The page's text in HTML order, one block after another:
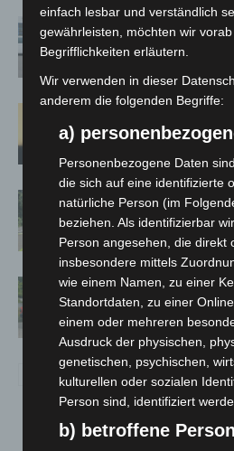
Niedersachsen:
kehren nach
Hannover:
Population in
Brand im „Haus
Region
Notfallsanitäter
Kreuz
einfach lesbar und verständlich
gewährleisten, möchten wir
Begrifflichkeiten erläutern.
Wir verwenden in dieser
anderem die folgenden Begriffe:
a)
Personenbezogene Daten
die sich auf eine identifizierte
natürliche Person (im
beziehen. Als identifizierbar
Person angesehen, die direkt
insbesondere mittels
wie einem Namen, zu einer
Standortdaten, zu einer
einem oder mehreren
Ausdruck der physischen,
genetischen, psychischen,
kulturellen oder sozialen
Person sind, identifiziert
b) betroffene Person